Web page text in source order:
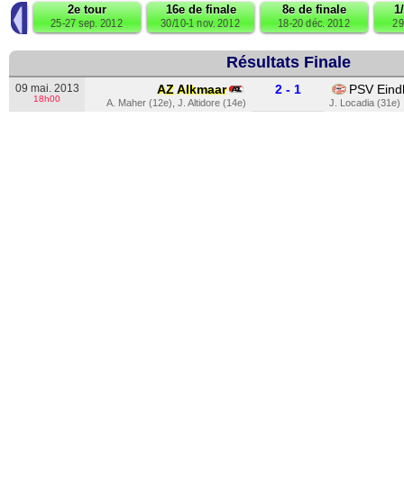
◀ 2e tour
25-27 sep. 2012
16e de finale
30/10-1 nov. 2012
8e de finale
18-20 déc. 2012
Résultats Finale
09 mai. 2013
18h00
AZ Alkmaar
A. Maher (12e) J. Altidore (14e)
2 - 1 PSV
J. Locadia (31e)